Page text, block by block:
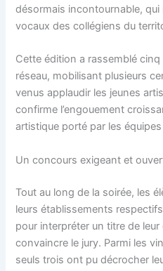
désormais incontournable, qui
vocaux des collégiens du
Cette édition a rassemblé
réseau, mobilisant plusieurs
venus applaudir les jeunes
confirme l’engouement
artistique porté par les
Un concours exigeant et
Tout au long de la soirée, les
leurs établissements
pour interpréter un titre de
convaincre le jury. Parmi les
seuls trois ont pu décrocher